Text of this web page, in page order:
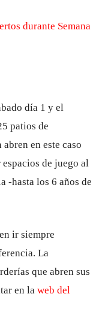
día 1 y el
patios de
en este caso
de juego al
-hasta los 6 años de
ir siempre
La
que abren sus
en la web del